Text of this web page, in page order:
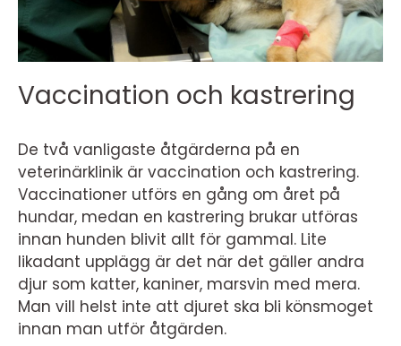
Vaccination och kastrering
De två vanligaste åtgärderna på en
veterinärklinik är vaccination och kastrering.
Vaccinationer utförs en gång om året på
hundar, medan en kastrering brukar utföras
innan hunden blivit allt för gammal. Lite
likadant upplägg är det när det gäller andra
djur som katter, kaniner, marsvin med mera.
Man vill helst inte att djuret ska bli könsmoget
innan man utför åtgärden.